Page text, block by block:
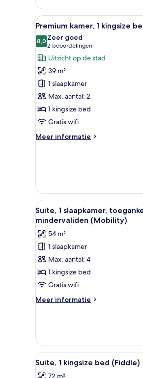
slaapkamer
(Spa)
Alle
foto's
voor
Premium
kamer,
1
kingsize
bed,
uitzicht
op
de
10
Premium kamer, 1 kingsize
8,08,0 van 10
Zeer goed
2 beoordelingen
(2
beoordelingen)
Uitzicht op de stad
39 m²
1 slaapkamer
Max. aantal: 2
1 kingsize bed
Gratis wifi
Meer informatie
Meer
kingsize
bed,
uitzicht
op
de
stad
Alle
foto's
voor
Suite,
slaapkamer,
toegankelijk
voor
mindervaliden
(Mobility)
6
Suite, 1 slaapkamer,
mindervaliden (Mobility)
54 m²
1 slaapkamer
Max. aantal: 4
1 kingsize bed
Gratis wifi
Meer informatie
Meer
slaapkamer,
toegankelijk
voor
mindervaliden
Alle
foto's
5
Suite, 1 kingsize bed (Fiddle)
72 m²